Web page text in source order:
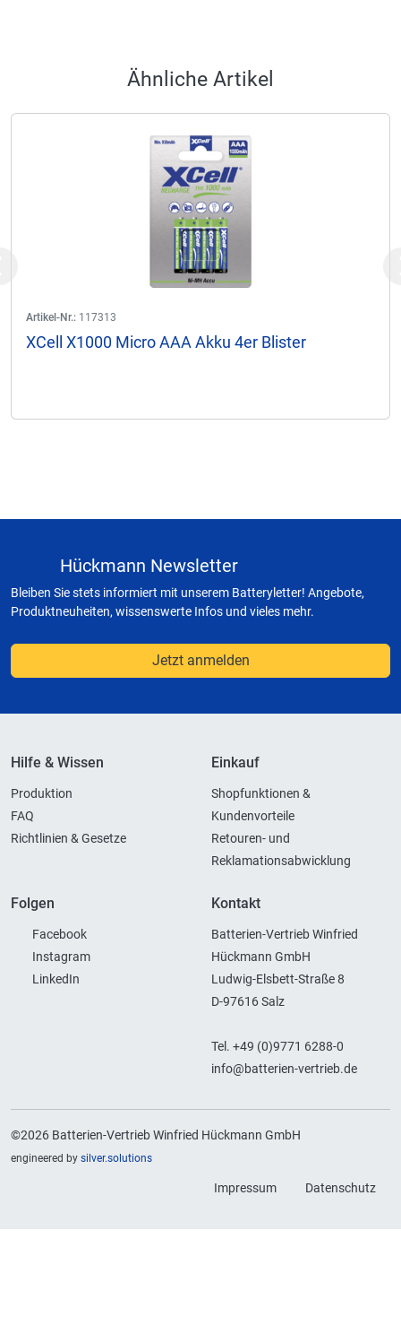
Ähnliche Artikel
Artikel-Nr.: 117313
XCell X1000 Micro AAA Akku 4er Blister
Hückmann Newsletter
Bleiben Sie stets informiert mit unserem Batteryletter! Angebote,
Produktneuheiten, wissenswerte Infos und vieles mehr.
Jetzt anmelden
Hilfe & Wissen
Produktion
FAQ
Richtlinien & Gesetze
Einkauf
Shopfunktionen &
Kundenvorteile
Retouren- und
Reklamationsabwicklung
Folgen
Facebook
Instagram
LinkedIn
Kontakt
Batterien-Vertrieb Winfried
Hückmann GmbH
Ludwig-Elsbett-Straße 8
D-97616 Salz
Tel. +49 (0)9771 6288-0
info@batterien-vertrieb.de
©2026 Batterien-Vertrieb Winfried Hückmann GmbH
engineered by silver.solutions
Impressum Datenschutz